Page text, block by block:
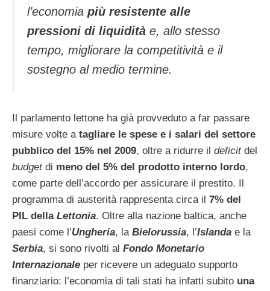
l’economia più resistente alle
pressioni di liquidità e, allo stesso
tempo, migliorare la competitività e il
sostegno al medio termine.
Il parlamento lettone ha già provveduto a far passare
misure volte a tagliare le spese e i salari del settore
pubblico del 15% nel 2009, oltre a ridurre il deficitdel
budgetdi meno del 5% del prodotto interno lordo,
come parte dell’accordo per assicurare il prestito. Il
programma di austerità rappresenta circa il 7% del
PIL della Lettonia. Oltre alla nazione baltica, anche
paesi come l’Ungheria, la Bielorussia, l’Islanda e la
Serbia, si sono rivolti al Fondo Monetario
Internazionale per ricevere un adeguato supporto
finanziario: l’economia di tali stati ha infatti subito una